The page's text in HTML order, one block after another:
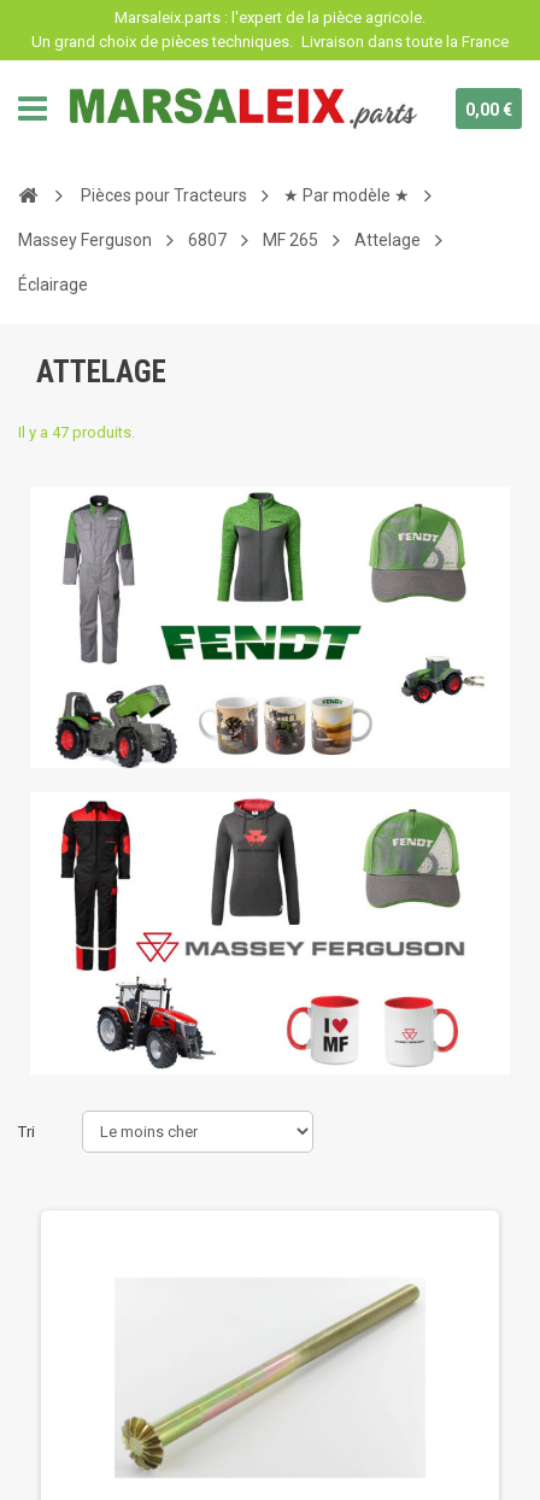
Marsaleix.parts : l'expert de la pièce agricole.
Un grand choix de pièces techniques. Livraison dans toute la France
0,00 €
Pièces pour Tracteurs ★ Par modèle ★
Massey Ferguson 6807 MF 265 Attelage
Éclairage
ATTELAGE
Il y a 47 produits.
Tri
Panneau de gestion des cookies